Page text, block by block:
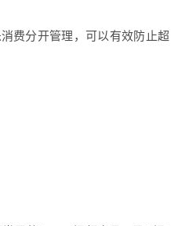
分开管理，可以有效防止超